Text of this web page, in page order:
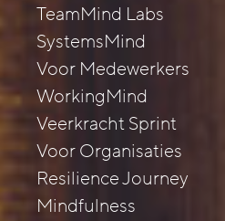
TeamMind Labs
SystemsMind
Voor Medewerkers
WorkingMind
Veerkracht Sprint
Voor Organisaties
Resilience Journey
Mindfulness